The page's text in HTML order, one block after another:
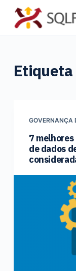
P
u
n
Etiqueta
GOVERNANÇA
7
de dados